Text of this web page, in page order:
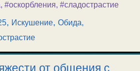
, #оскорбления, #сладострастие
, Искушение,Обида,
от общения с